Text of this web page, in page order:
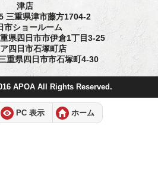
津店
三重県津市藤方1704-2
市ショールーム
県四日市市伊倉1丁目3-25
四日市石塚町店
重県四日市市石塚町4-30
APOA All Rights Reserved.
PC 表示 ホーム